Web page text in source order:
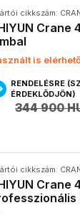
cikkszám:
Crane
is
RENDELÉSRE
ÉRDEKLŐDJÖN)
344 900
cikkszám:
Crane